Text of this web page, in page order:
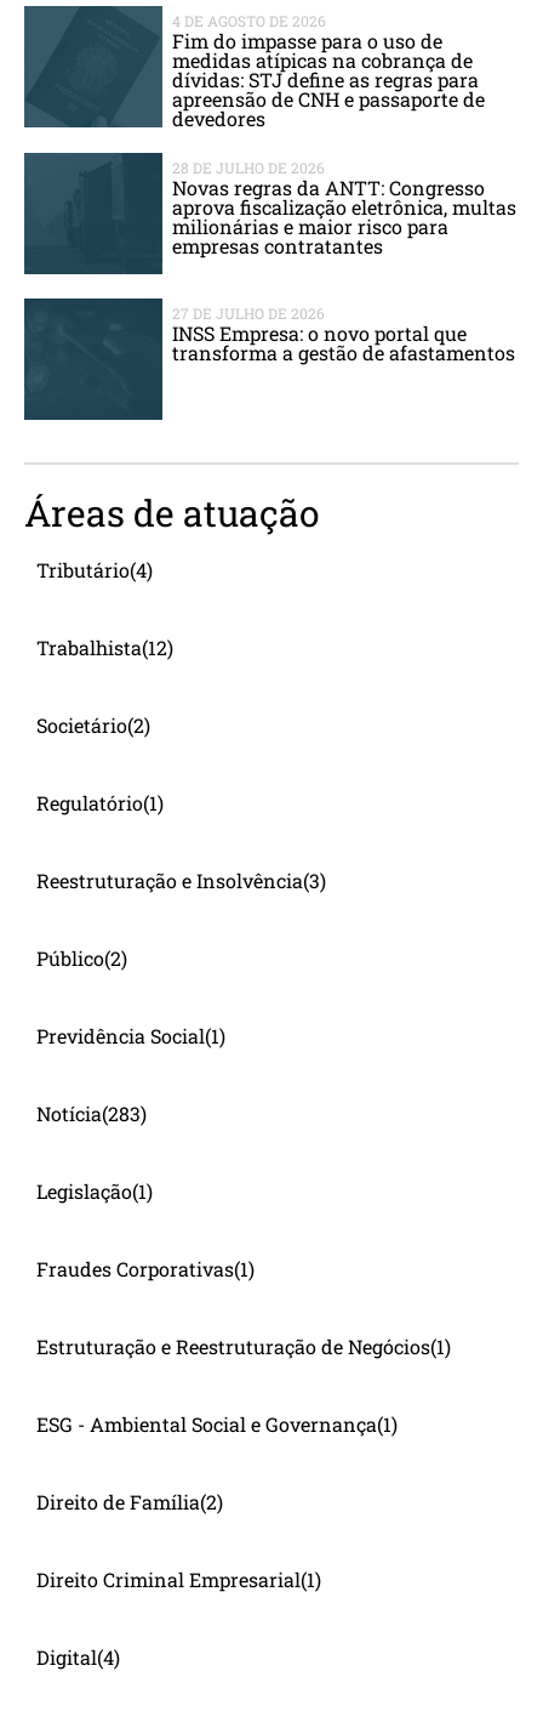
4 DE AGOSTO DE 2026
Fim do impasse para o uso de
medidas atípicas na cobrança de
dívidas: STJ define as regras para
apreensão de CNH e passaporte de
devedores
28 DE JULHO DE 2026
Novas regras da ANTT: Congresso
aprova fiscalização eletrônica, multas
milionárias e maior risco para
empresas contratantes
27 DE JULHO DE 2026
INSS Empresa: o novo portal que
transforma a gestão de afastamentos
Áreas de atuação
Tributário(4)
Trabalhista(12)
Societário(2)
Regulatório(1)
Reestruturação e Insolvência(3)
Público(2)
Previdência Social(1)
Notícia(283)
Legislação(1)
Fraudes Corporativas(1)
Estruturação e Reestruturação de Negócios(1)
ESG - Ambiental Social e Governança(1)
Direito de Família(2)
Direito Criminal Empresarial(1)
Digital(4)